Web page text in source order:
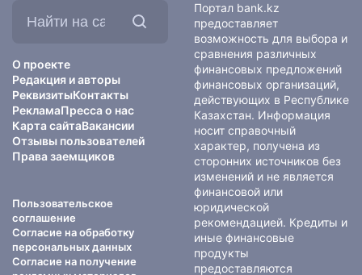
О проекте
Редакция и авторы
РеквизитыКонтакты
РекламаПресса о нас
Карта сайтаВакансии
Отзывы пользователей
Права заемщиков
Пользовательское
соглашение
Согласие на обработку
персональных данных
Согласие на получение
Портал bank.kz
предоставляет
возможность для выбора и
сравнения различных
финансовых предложений
финансовых организаций,
действующих в Республике
Казахстан. Информация
носит справочный
характер, получена из
сторонних источников без
изменений и не является
финансовой или
юридической
рекомендацией. Кредиты и
иные финансовые
продукты
предоставляются